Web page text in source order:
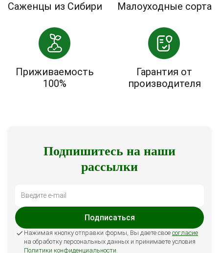
Саженцы из Сибири Малоуходные сорта
Приживаемость
100%
Гарантия от
производителя
Подпишитесь на наши
рассылки
Подписаться
Нажимая кнопку отправки формы, Вы даете свое согласие
на обработку персональных данных и принимаете условия
Политики конфиденциальности.